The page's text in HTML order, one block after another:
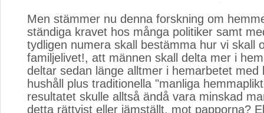
Men stämmer nu denna forskning om
ständiga kravet hos många politiker samt
tydligen numera skall bestämma hur vi skall
familjelivet!, att männen skall delta mer i
deltar sedan länge alltmer i hemarbetet med
hushåll plus traditionella "manliga
resultatet skulle alltså ändå vara minskad
detta rättvist eller jämställt, mot papporna?